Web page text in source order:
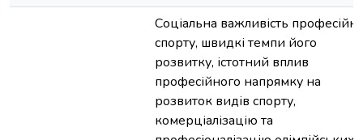
Соціальна важливість
спорту, швидкі темпи його
розвитку, істотний вплив
професійного напрямку на
розвиток видів спорту,
комерціалізацію та